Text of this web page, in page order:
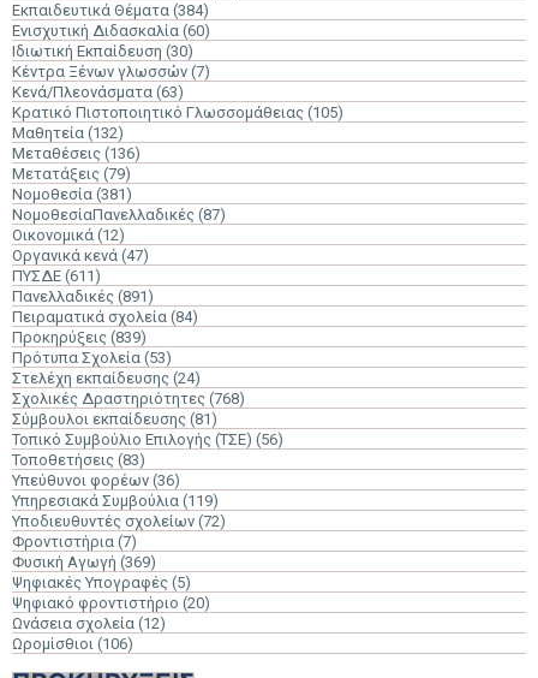
Εκπαιδευτικά Θέματα (384)
Ενισχυτική Διδασκαλία (60)
Ιδιωτική Εκπαίδευση (30)
Κέντρα Ξένων γλωσσών (7)
Κενά/Πλεονάσματα (63)
Κρατικό Πιστοποιητικό Γλωσσομάθειας (105)
Μαθητεία (132)
Μεταθέσεις (136)
Μετατάξεις (79)
Νομοθεσία (381)
ΝομοθεσίαΠανελλαδικές (87)
Οικονομικά (12)
Οργανικά κενά (47)
ΠΥΣΔΕ (611)
Πανελλαδικές (891)
Πειραματικά σχολεία (84)
Προκηρύξεις (839)
Πρότυπα Σχολεία (53)
Στελέχη εκπαίδευσης (24)
Σχολικές Δραστηριότητες (768)
Σύμβουλοι εκπαίδευσης (81)
Τοπικό Συμβούλιο Επιλογής (ΤΣΕ) (56)
Τοποθετήσεις (83)
Υπεύθυνοι φορέων (36)
Υπηρεσιακά Συμβούλια (119)
Υποδιευθυντές σχολείων (72)
Φροντιστήρια (7)
Φυσική Αγωγή (369)
Ψηφιακές Υπογραφές (5)
Ψηφιακό φροντιστήριο (20)
Ωνάσεια σχολεία (12)
Ωρομίσθιοι (106)